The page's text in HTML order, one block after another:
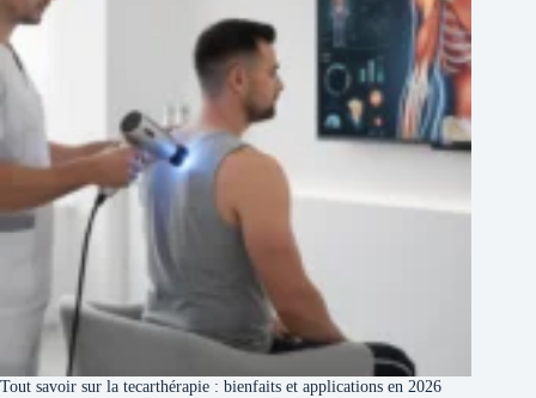
Tout savoir sur la tecarthérapie : bienfaits et applications en 2026